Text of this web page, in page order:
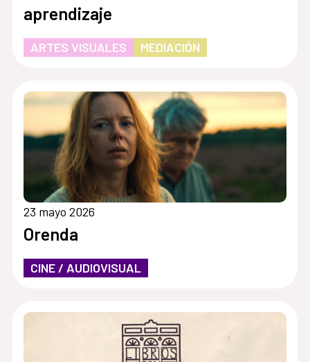
aprendizaje
ARTES VISUALES MEDIACIÓN
23 mayo 2026
Orenda
CINE / AUDIOVISUAL